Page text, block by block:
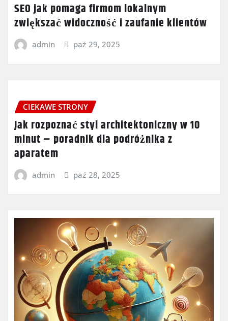
SEO jak pomaga firmom lokalnym
zwiększać widoczność i zaufanie klientów
admin paź 29, 2025
CIEKAWE STRONY
Jak rozpoznać styl architektoniczny w 10
minut – poradnik dla podróżnika z
aparatem
admin paź 28, 2025